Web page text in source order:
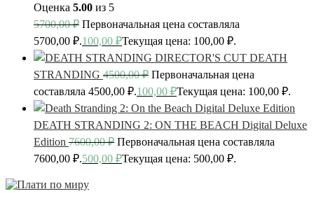
Оценка 5.00 из 5
5700,00₽ Первоначальная цена составляла
5700,00 ₽.100,00 ₽Текущая цена: 100,00 ₽.
DEATH
STRANDING 4500,00₽ Первоначальная цена
составляла 4500,00 ₽.100,00 ₽Текущая цена: 100,00 ₽.
DEATH STRANDING 2: ON THE BEACH Digital Deluxe
Edition 7600,00₽ Первоначальная цена составляла
7600,00 ₽.500,00 ₽Текущая цена: 500,00 ₽.